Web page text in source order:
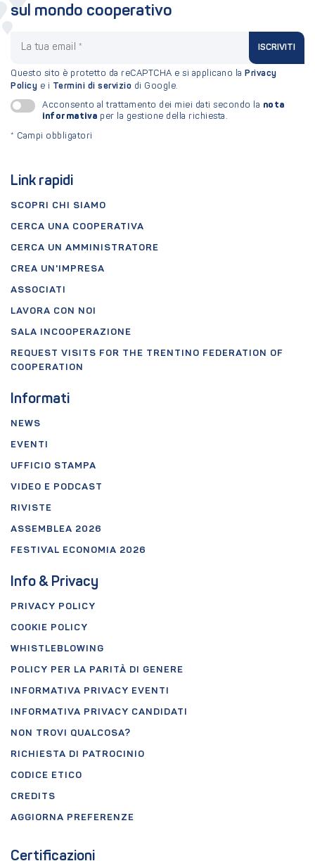
Link rapidi
SCOPRI CHI SIAMO
CERCA UNA COOPERATIVA
CERCA UN AMMINISTRATORE
CREA UN'IMPRESA
ASSOCIATI
LAVORA CON NOI
SALA INCOOPERAZIONE
REQUEST VISITS FOR THE TRENTINO FEDERATION OF
COOPERATION
Informati
NEWS
EVENTI
UFFICIO STAMPA
VIDEO E PODCAST
RIVISTE
ASSEMBLEA 2026
FESTIVAL ECONOMIA 2026
Info & Privacy
PRIVACY POLICY
COOKIE POLICY
WHISTLEBLOWING
POLICY PER LA PARITÀ DI GENERE
INFORMATIVA PRIVACY EVENTI
INFORMATIVA PRIVACY CANDIDATI
NON TROVI QUALCOSA?
RICHIESTA DI PATROCINIO
CODICE ETICO
CREDITS
AGGIORNA PREFERENZE
Certificazioni
sul mondo cooperativo
ISCRIVITI
Questo sito è protetto da reCAPTCHA e si applicano la Privacy
Policy e i Termini di servizio di Google.
Acconsento al trattamento dei miei dati secondo la nota
informativa per la gestione della richiesta.
* Campi obbligatori